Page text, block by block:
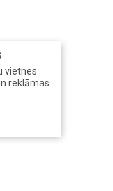
vietnes
reklāmas